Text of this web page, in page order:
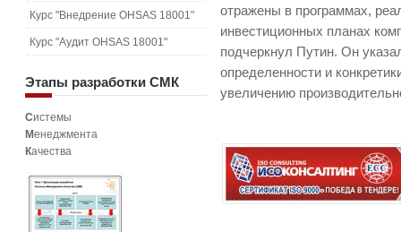
отражены в программах,
инвестиционных планах
подчеркнул Путин. Он
определенности и
увеличению
Курс "Внедрение OHSAS 18001"
Курс "Аудит OHSAS 18001"
Этапы разработки СМК
Системы
Менеджмента
Качества